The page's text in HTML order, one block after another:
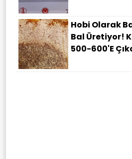
Hobi Olarak
Bal Üretiyor!
500-600'e